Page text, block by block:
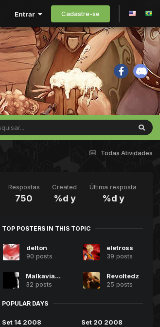
Entrar Cadastre-se
Todas Atividades
Respostas
750
Created
%d y
Última resposta
%d y
TOP POSTERS IN THIS TOPIC
delton
90 posts
eletross
39 posts
Malkavianz
32 posts
Revoltedz
25 posts
POPULAR DAYS
Set 14 2008
Set 20 2008